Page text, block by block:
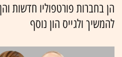
הן בחברות פורטפוליו חדשות
להמשיך ולגייס הון נוסף